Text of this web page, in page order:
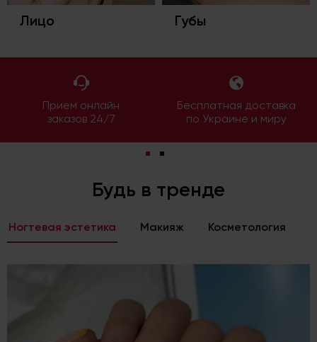
Лицо Губы
Прием онлайн
заказов 24/7
Бесплатная доставка
по Украине и миру
Будь в тренде
Ногтевая эстетика Макияж Косметология